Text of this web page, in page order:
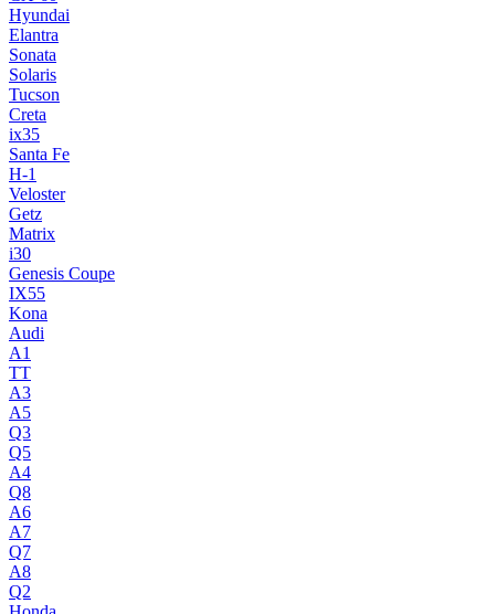
Hyundai
Elantra
Sonata
Solaris
Tucson
Creta
ix35
Santa Fe
H-1
Veloster
Getz
Matrix
i30
Genesis Coupe
IX55
Kona
Audi
A1
TT
A3
A5
Q3
Q5
A4
Q8
A6
A7
Q7
A8
Q2